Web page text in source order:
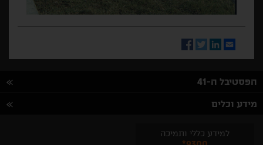
Email
LinkedIn
Twitter
Facebook
הפסטיבל ה-41
מידע וכלים
למידע כללי ותמיכה